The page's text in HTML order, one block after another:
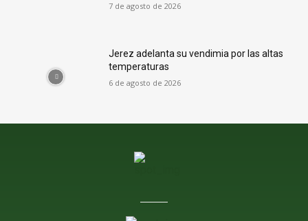
7 de agosto de 2026
Jerez adelanta su vendimia por las altas
temperaturas
6 de agosto de 2026